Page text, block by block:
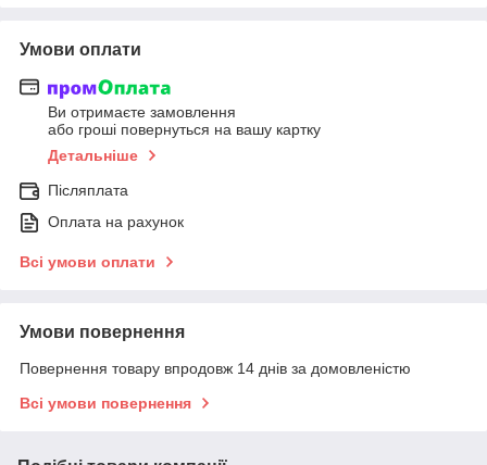
Умови оплати
Ви отримаєте замовлення
або гроші повернуться на вашу картку
Детальніше
Післяплата
Оплата на рахунок
Всі умови оплати
Умови повернення
Повернення товару впродовж 14 днів за домовленістю
Всі умови повернення